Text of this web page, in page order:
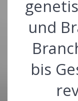
und
bis